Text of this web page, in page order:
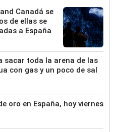
Canadá se
de ellas se
a España
sacar toda la arena de las
con gas y un poco de sal
oro en España, hoy viernes